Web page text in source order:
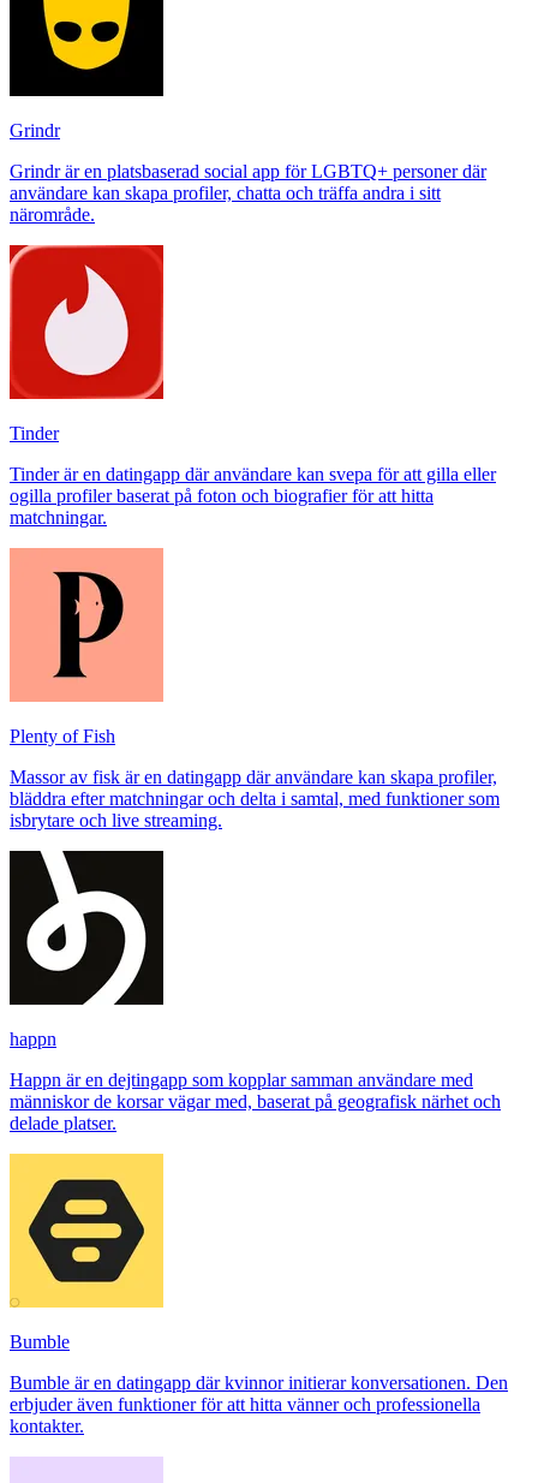
Grindr
Grindr är en platsbaserad social app för LGBTQ+ personer där
användare kan skapa profiler, chatta och träffa andra i sitt
närområde.
Tinder
Tinder är en datingapp där användare kan svepa för att gilla eller
ogilla profiler baserat på foton och biografier för att hitta
matchningar.
Plenty of Fish
Massor av fisk är en datingapp där användare kan skapa profiler,
bläddra efter matchningar och delta i samtal, med funktioner som
isbrytare och live streaming.
happn
Happn är en dejtingapp som kopplar samman användare med
människor de korsar vägar med, baserat på geografisk närhet och
delade platser.
Bumble
Bumble är en datingapp där kvinnor initierar konversationen. Den
erbjuder även funktioner för att hitta vänner och professionella
kontakter.